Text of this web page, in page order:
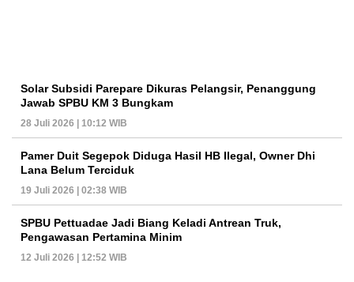
Solar Subsidi Parepare Dikuras Pelangsir, Penanggung
Jawab SPBU KM 3 Bungkam
28 Juli 2026 | 10:12 WIB
Pamer Duit Segepok Diduga Hasil HB Ilegal, Owner Dhi
Lana Belum Terciduk
19 Juli 2026 | 02:38 WIB
SPBU Pettuadae Jadi Biang Keladi Antrean Truk,
Pengawasan Pertamina Minim
12 Juli 2026 | 12:52 WIB